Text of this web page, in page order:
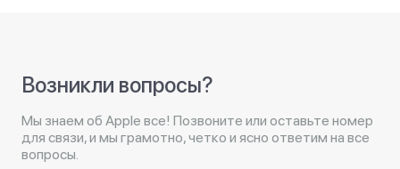
Возникли вопросы?
Мы знаем об Apple все! Позвоните или оставьте номер
для связи, и мы грамотно, четко и ясно ответим на все
вопросы.